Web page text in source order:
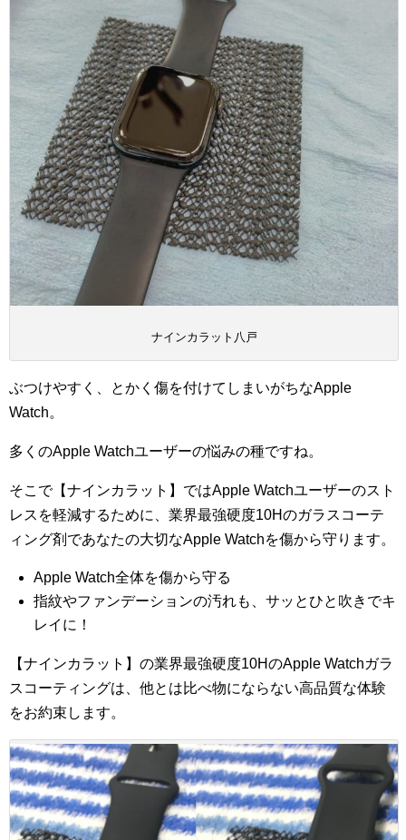
ナインカラット八戸
ぶつけやすく、とかく傷を付けてしまいがちなApple
Watch。
多くのApple Watchユーザーの悩みの種ですね。
そこで【ナインカラット】ではApple Watchユーザーのスト
レスを軽減するために、業界最強硬度10Hのガラスコーテ
ィング剤であなたの大切なApple Watchを傷から守ります。
Apple Watch全体を傷から守る
指紋やファンデーションの汚れも、サッとひと吹きでキ
レイに！
【ナインカラット】の業界最強硬度10HのApple Watchガラ
スコーティングは、他とは比べ物にならない高品質な体験
をお約束します。